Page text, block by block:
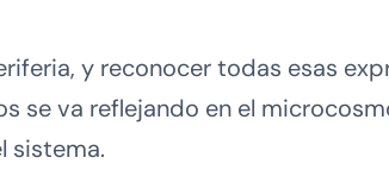
y reconocer todas esas
va reflejando en el
sistema.